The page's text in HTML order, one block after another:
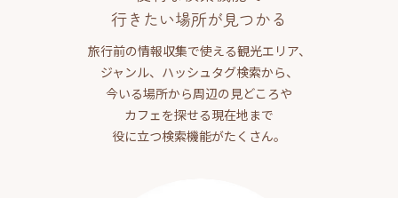
行きたい場所が見つかる
旅行前の情報収集で使える観光エリア、
ジャンル、ハッシュタグ検索から、
今いる場所から周辺の見どころや
カフェを探せる現在地まで
役に立つ検索機能がたくさん。